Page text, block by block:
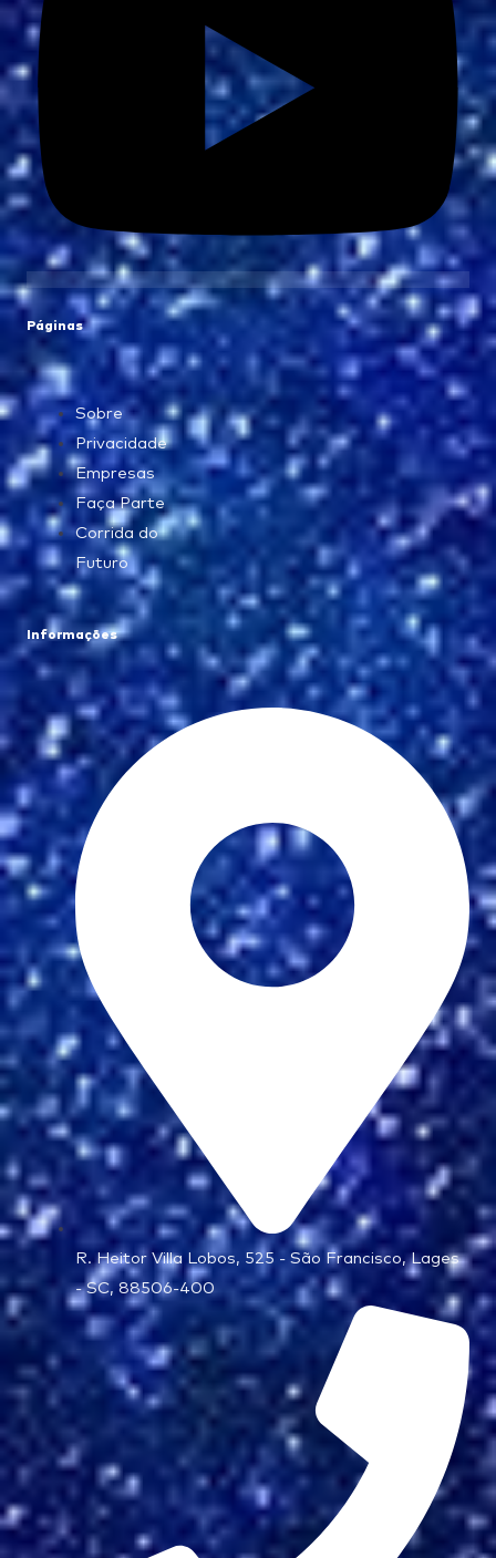
Páginas
Sobre
Privacidade
Empresas
Faça Parte
Corrida do
Futuro
Informações
R. Heitor Villa Lobos, 525 - São Francisco, Lages
- SC, 88506-400